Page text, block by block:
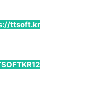
ttsoft.kr